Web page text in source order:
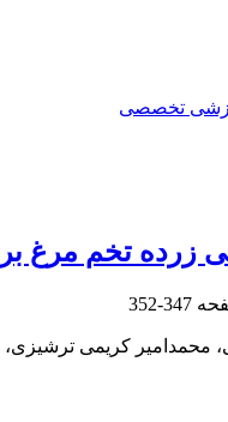
تخصصی
زرده تخم
347-352
محمد‌امیر کریمی